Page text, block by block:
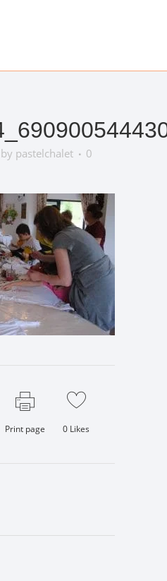
by pastelchalet
0
Print page 0 Likes